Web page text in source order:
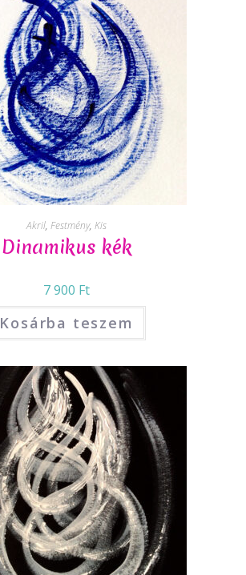
Akril, Festmény, Kis
Dinamikus kék
7 900 Ft
Kosárba teszem